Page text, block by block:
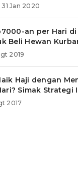
31 Jan 2020
an per Hari di
Beli Hewan
2019
Haji dengan
Simak Strategi
2017